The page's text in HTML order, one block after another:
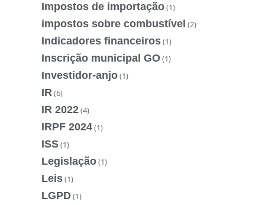
Impostos de importação(1)
impostos sobre combustível (2)
Indicadores financeiros(1)
Inscrição municipal GO(1)
Investidor-anjo(1)
IR(6)
IR 2022(4)
IRPF 2024(1)
ISS(1)
Legislação(1)
Leis(1)
LGPD(1)